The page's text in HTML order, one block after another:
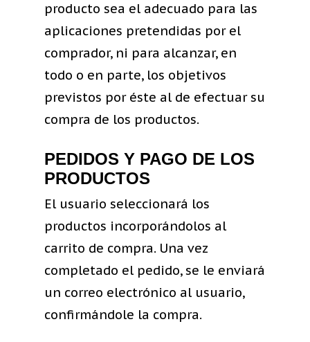
producto sea el adecuado para las
aplicaciones pretendidas por el
comprador, ni para alcanzar, en
todo o en parte, los objetivos
previstos por éste al de efectuar su
compra de los productos.
PEDIDOS Y PAGO DE LOS
PRODUCTOS
El usuario seleccionará los
productos incorporándolos al
carrito de compra. Una vez
completado el pedido, se le enviará
un correo electrónico al usuario,
confirmándole la compra.